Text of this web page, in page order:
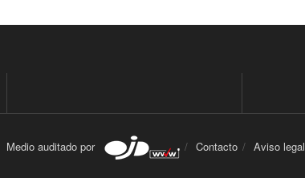
Medio auditado por Contacto Aviso legal